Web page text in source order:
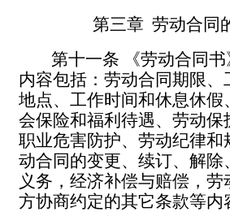
第三章 劳动合同
第十一条
《劳动合同
内容包括：劳动合同期限、
地点、工作时间和休息休假
会保险和福利待遇、劳动保
职业危害防护、劳动纪律和
动合同的变更、续订、解除
义务，经济补偿与赔偿，劳
方协商约定的其它条款等内